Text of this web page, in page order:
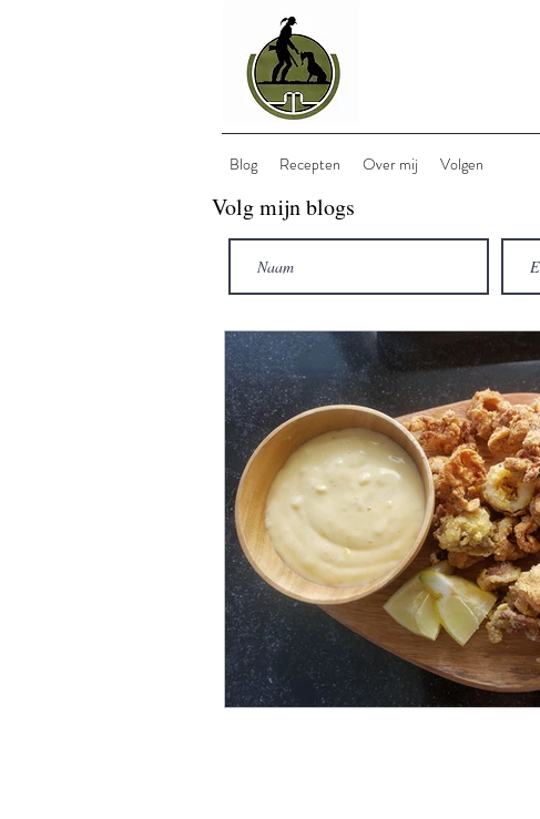
Blog Recepten Over mij Volgen
Volg mijn blogs